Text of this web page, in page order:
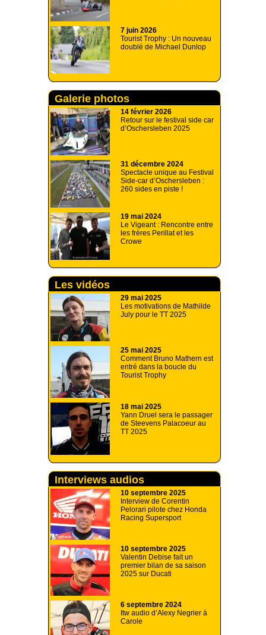
7 juin 2026
Tourist Trophy : Un nouveau
doublé de Michael Dunlop
Galerie photos
14 février 2026
Retour sur le festival side car
d’Oschersleben 2025
31 décembre 2024
Spectacle unique au Festival
Side-car d’Oschersleben :
260 sides en piste !
19 mai 2024
Le Vigeant : Rencontre entre
les frères Perillat et les
Crowe
Les vidéos
29 mai 2025
Les motivations de Mathilde
July pour le TT 2025
25 mai 2025
Comment Bruno Mathern est
entré dans la boucle du
Tourist Trophy
18 mai 2025
Yann Druel sera le passager
de Steevens Palacoeur au
TT 2025
Interviews audios
10 septembre 2025
Interview de Corentin
Pelorari pilote chez Honda
Racing Supersport
10 septembre 2025
Valentin Debise fait un
premier bilan de sa saison
2025 sur Ducati
6 septembre 2024
Itw audio d’Alexy Negrier à
Carole